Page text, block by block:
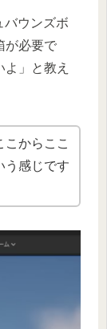
バウンズボ
が必要で
」と教え
こからここ
う感じです